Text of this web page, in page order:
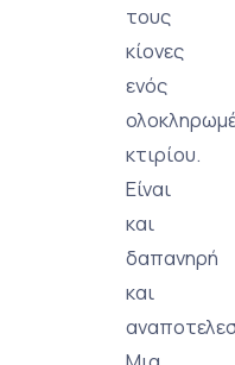
τους
κίονες
ενός
κτιρίου.
Είναι
και
δαπανηρή
και